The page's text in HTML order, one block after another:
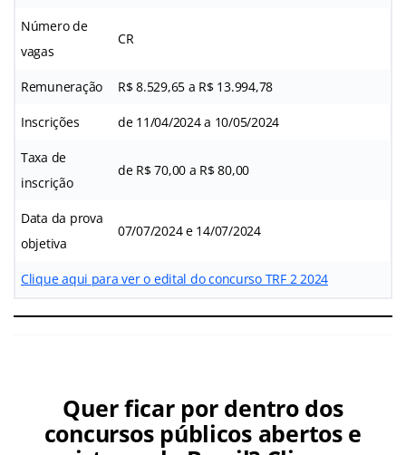
Número de
vagas
CR
Remuneração R$ 8.529,65 a R$ 13.994,78
Inscrições de 11/04/2024 a 10/05/2024
Taxa de
inscrição
de R$ 70,00 a R$ 80,00
Data da prova
objetiva
07/07/2024 e 14/07/2024
Clique aqui para ver o edital do concurso TRF 2 2024
Quer ficar por dentro dos
concursos públicos abertos e